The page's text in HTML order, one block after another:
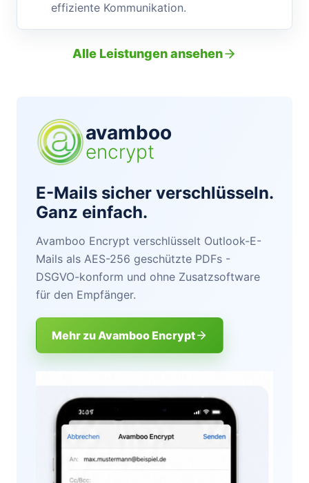
effiziente Kommunikation.
Alle Leistungen ansehen
avamboo
encrypt
E-Mails sicher verschlüsseln.
Ganz einfach.
Avamboo Encrypt verschlüsselt Outlook-E-
Mails als AES-256 geschützte PDFs -
DSGVO-konform und ohne Zusatzsoftware
für den Empfänger.
Mehr zu Avamboo Encrypt